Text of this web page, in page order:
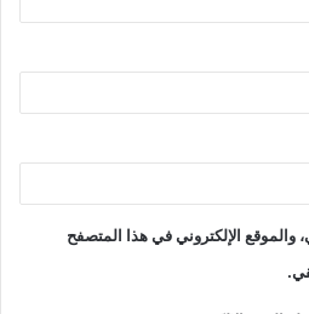
والموقع الإلكتروني في هذا المتصفح